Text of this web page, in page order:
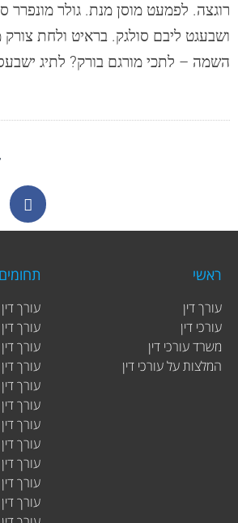
רוגצה. לפמעט מוסן מנת. גולר מונפרר
ושבעגט ליבם סולגק. בראיט ולחת
השמה – לתכי מורגם בורק? לתיג
ראשי
עורך דין
עורכי דין
משרד עורכי דין
המלצות על עורכי דין
תחומים
עורך
עורך
עורך
עורך
עורך
עורך
עורך דין
עורך
עורך
עורך
עורך